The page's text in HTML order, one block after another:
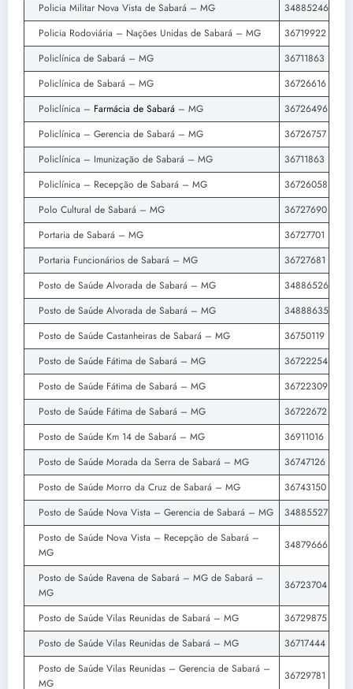
Policia Militar Nova Vista de Sabará – MG
34885246
Policia Rodoviária – Nações Unidas de Sabará – MG
36719922
Policlínica de Sabará – MG
36711863
Policlínica de Sabará – MG
36726616
Policlínica – Farmácia de Sabará – MG
36726496
Policlínica – Gerencia de Sabará – MG
36726757
Policlínica – Imunização de Sabará – MG
36711863
Policlínica – Recepção de Sabará – MG
36726058
Polo Cultural de Sabará – MG
36727690
Portaria de Sabará – MG
36727701
Portaria Funcionários de Sabará – MG
36727681
Posto de Saúde Alvorada de Sabará – MG
34886526
Posto de Saúde Alvorada de Sabará – MG
34888635
Posto de Saúde Castanheiras de Sabará – MG
36750119
Posto de Saúde Fátima de Sabará – MG
36722254
Posto de Saúde Fátima de Sabará – MG
36722309
Posto de Saúde Fátima de Sabará – MG
36722672
Posto de Saúde Km 14 de Sabará – MG
36911016
Posto de Saúde Morada da Serra de Sabará – MG
36747126
Posto de Saúde Morro da Cruz de Sabará – MG
36743150
Posto de Saúde Nova Vista – Gerencia de Sabará – MG
34885527
Posto de Saúde Nova Vista – Recepção de Sabará –
MG
34879666
Posto de Saúde Ravena de Sabará – MG de Sabará –
MG
36723704
Posto de Saúde Vilas Reunidas de Sabará – MG
36729875
Posto de Saúde Vilas Reunidas de Sabará – MG
36717444
Posto de Saúde Vilas Reunidas – Gerencia de Sabará –
MG
36729781